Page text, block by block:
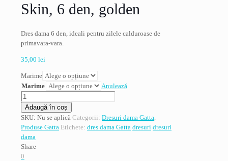
Skin, 6 den, golden
Dres dama 6 den, ideali pentru zilele calduroase de
primavara-vara.
35,00 lei
Marime
Marime
Anulează
Cantitate
Dres
dama
Gatta,
Thin
Skin,
6
Adaugă în coș
SKU: Nu se aplică Categorii: Dresuri dama Gatta,
Produse Gatta Etichete: dres dama Gatta dresuri dresuri
dama
Share
0